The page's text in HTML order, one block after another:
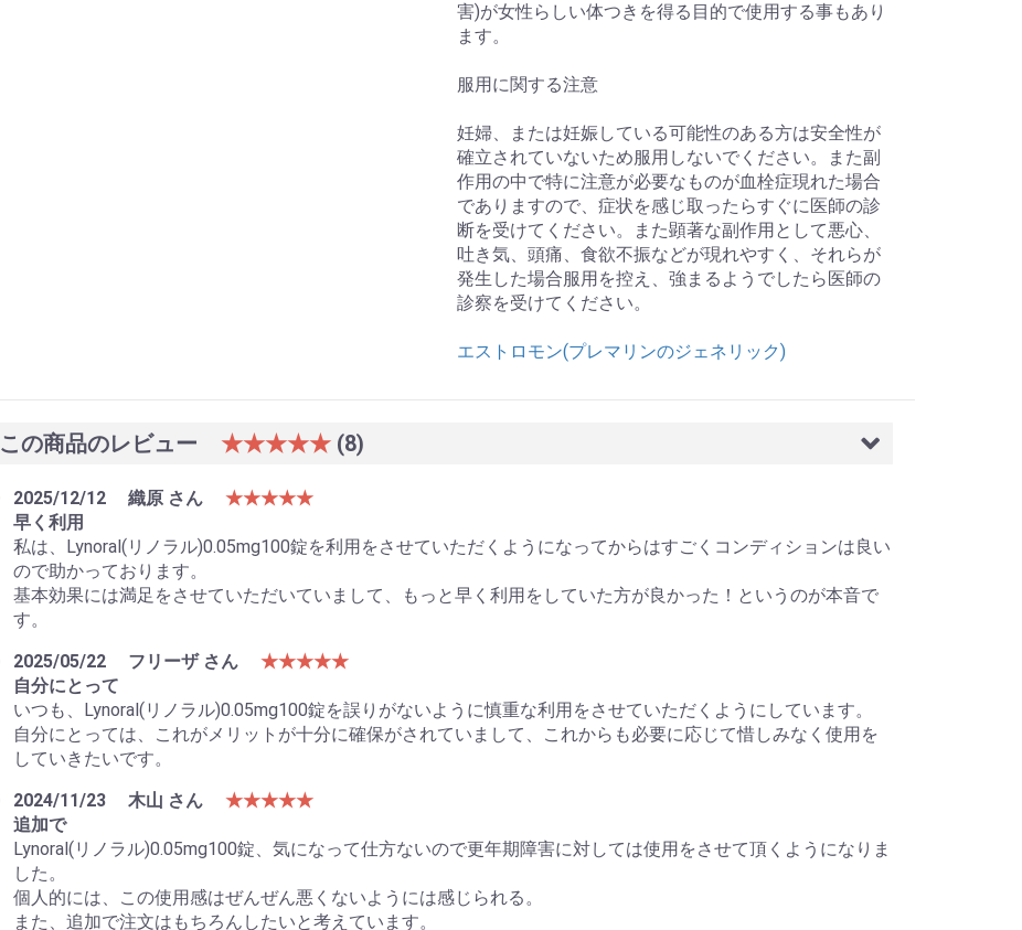
害)が女性らしい体つきを得る目的で使用する事もあり
ます。
服用に関する注意
妊婦、または妊娠している可能性のある方は安全性が
確立されていないため服用しないでください。また副
作用の中で特に注意が必要なものが血栓症現れた場合
でありますので、症状を感じ取ったらすぐに医師の診
断を受けてください。また顕著な副作用として悪心、
吐き気、頭痛、食欲不振などが現れやすく、それらが
発生した場合服用を控え、強まるようでしたら医師の
診察を受けてください。
エストロモン(プレマリンのジェネリック)
この商品のレビュー ★★★★★ (8)
2025/12/12 織原 さん
★★★★★
早く利用
私は、Lynoral(リノラル)0.05mg100錠を利用をさせていただくようになってからはすごくコンディションは良い
ので助かっております。
基本効果には満足をさせていただいていまして、もっと早く利用をしていた方が良かった！というのが本音で
す。
2025/05/22
フリーザ さん
★★★★★
自分にとって
いつも、Lynoral(リノラル)0.05mg100錠を誤りがないように慎重な利用をさせていただくようにしています。
自分にとっては、これがメリットが十分に確保がされていまして、これからも必要に応じて惜しみなく使用を
していきたいです。
2024/11/23
木山 さん
★★★★★
追加で
Lynoral(リノラル)0.05mg100錠、気になって仕方ないので更年期障害に対しては使用をさせて頂くようになりま
した。
個人的には、この使用感はぜんぜん悪くないようには感じられる。
また、追加で注文はもちろんしたいと考えています。